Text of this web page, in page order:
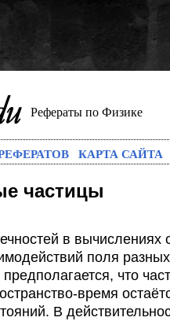
Рефераты по Физике
КАРТА САЙТА
частицы
в вычислениях
поля
предполагается, что
время
В